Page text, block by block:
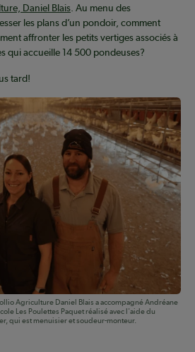
Daniel Blais. Au menu des
les plans d’un pondoir, comment
affronter les petits vertiges associés à
qui accueille 14 500 pondeuses?
tard!
Agriculture Daniel Blais a accompagné Andréane
Les Poulettes Paquet réalisé avec l'aide du
qui est menuisier et soudeur-monteur.